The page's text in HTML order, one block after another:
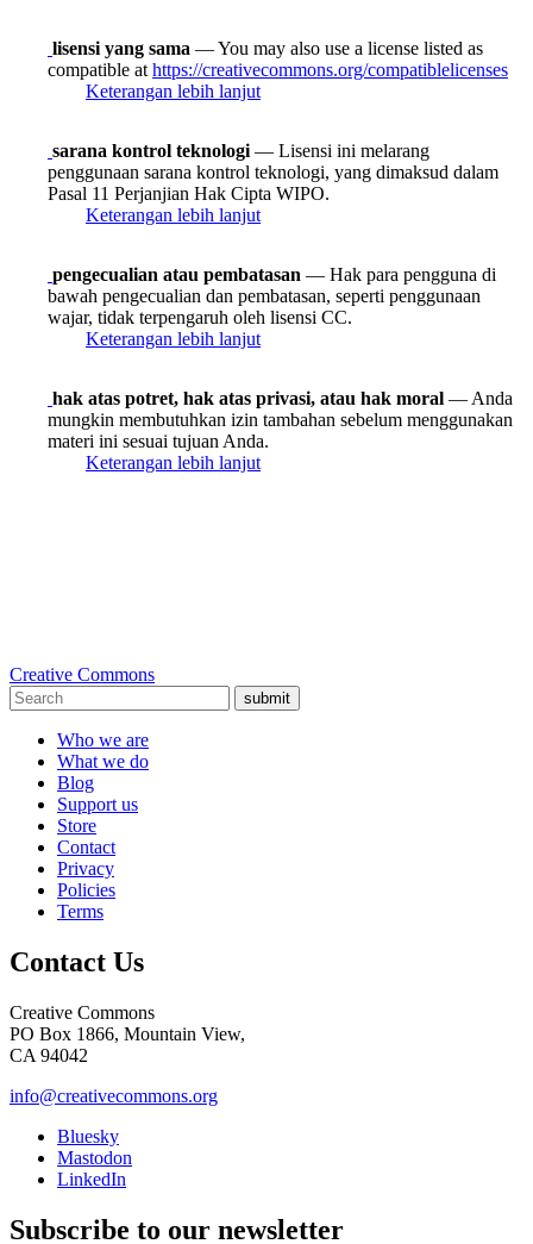
lisensi yang sama — You may also use a license listed as
compatible at https://creativecommons.org/compatiblelicenses
Keterangan lebih lanjut
sarana kontrol teknologi — Lisensi ini melarang
penggunaan sarana kontrol teknologi, yang dimaksud dalam
Pasal 11 Perjanjian Hak Cipta WIPO.
Keterangan lebih lanjut
pengecualian atau pembatasan — Hak para pengguna di
bawah pengecualian dan pembatasan, seperti penggunaan
wajar, tidak terpengaruh oleh lisensi CC.
Keterangan lebih lanjut
hak atas potret, hak atas privasi, atau hak moral — Anda
mungkin membutuhkan izin tambahan sebelum menggunakan
materi ini sesuai tujuan Anda.
Keterangan lebih lanjut
Creative Commons
submit
Who we are
What we do
Blog
Support us
Store
Contact
Privacy
Policies
Terms
Contact Us
Creative Commons
PO Box 1866, Mountain View,
CA 94042
info@creativecommons.org
Bluesky
Mastodon
LinkedIn
Subscribe to our newsletter